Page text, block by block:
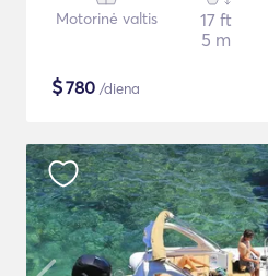
Motorinė valtis
17 ft
5 m
$780 /diena